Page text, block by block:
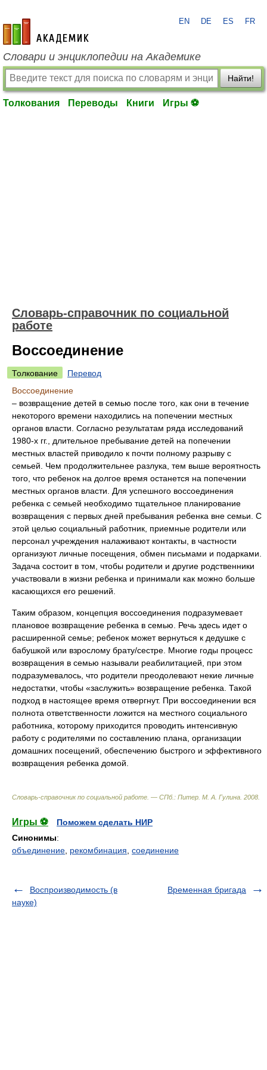
academic.ru
EN DE ES FR
Словари и энциклопедии на Академике
Найти!
Толкования Переводы Книги Игры ⚽
Словарь-справочник по социальной
работе
Воссоединение
Толкование
Перевод
Воссоединение
– возвращение детей в семью после того, как они в течение
некоторого времени находились на попечении местных
органов власти. Согласно результатам ряда исследований
1980-х гг., длительное пребывание детей на попечении
местных властей приводило к почти полному разрыву с
семьей. Чем продолжительнее разлука, тем выше вероятность
того, что ребенок на долгое время останется на попечении
местных органов власти. Для успешного воссоединения
ребенка с семьей необходимо тщательное планирование
возвращения с первых дней пребывания ребенка вне семьи. С
этой целью социальный работник, приемные родители или
персонал учреждения налаживают контакты, в частности
организуют личные посещения, обмен письмами и подарками.
Задача состоит в том, чтобы родители и другие родственники
участвовали в жизни ребенка и принимали как можно больше
касающихся его решений.
Таким образом, концепция воссоединения подразумевает
плановое возвращение ребенка в семью. Речь здесь идет о
расширенной семье; ребенок может вернуться к дедушке с
бабушкой или взрослому брату/сестре. Многие годы процесс
возвращения в семью называли реабилитацией, при этом
подразумевалось, что родители преодолевают некие личные
недостатки, чтобы «заслужить» возвращение ребенка. Такой
подход в настоящее время отвергнут. При воссоединении вся
полнота ответственности ложится на местного социального
работника, которому приходится проводить интенсивную
работу с родителями по составлению плана, организации
домашних посещений, обеспечению быстрого и эффективного
возвращения ребенка домой.
Словарь-справочник по социальной работе. — СПб.: Питер М. А. Гулина 2008
Игры ⚽
Поможем сделать НИР
Синонимы:
объединение рекомбинация соединение
Воспроизводимость (в
науке)
Временная бригада